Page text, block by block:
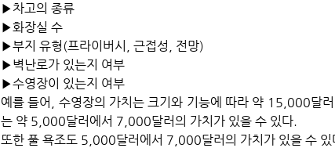
▶차고의 종류
▶화장실 수
▶부지 유형(프라이버시, 근접성, 전망)
▶벽난로가 있는지 여부
▶수영장이 있는지 여부
예를 들어, 수영장의 가치는 크기와 기능에 따라 약 15,000달
는 약 5,000달러에서 7,000달러의 가치가 있을 수 있다.
또한 풀 욕조도 5,000달러에서 7,000달러의 가치가 있을 수 있